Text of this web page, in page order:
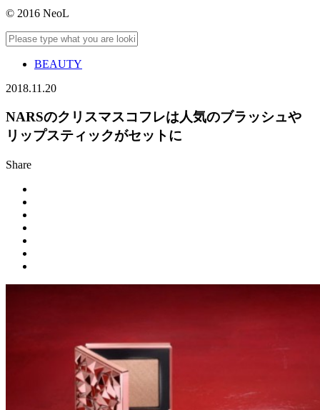
© 2016 NeoL
BEAUTY
2018.11.20
NARSのクリスマスコフレは人気のブラッシュや
リップスティックがセットに
Share